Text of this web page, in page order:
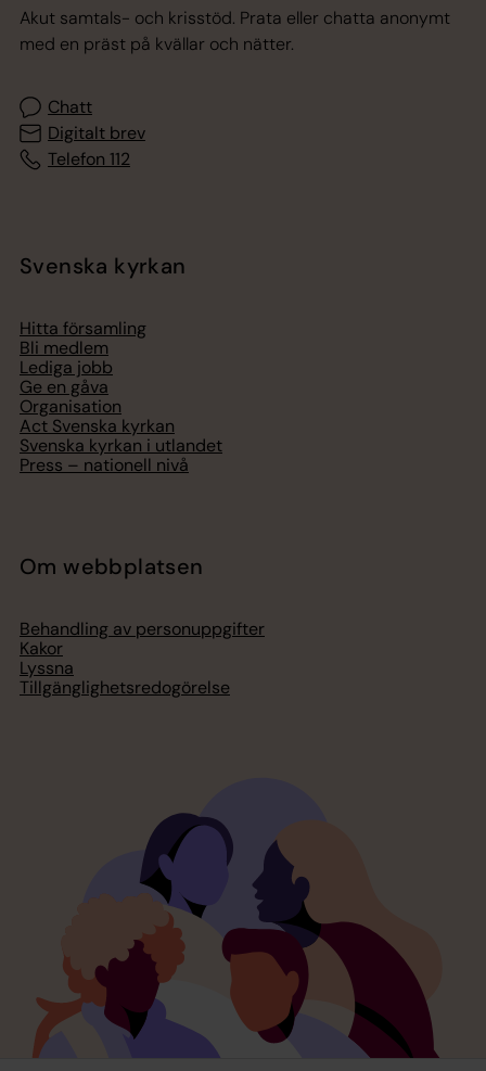
Akut samtals- och krisstöd. Prata eller chatta anonymt
med en präst på kvällar och nätter.
Chatt
Digitalt brev
Telefon 112
Svenska kyrkan
Hitta församling
Bli medlem
Lediga jobb
Ge en gåva
Organisation
Act Svenska kyrkan
Svenska kyrkan i utlandet
Press – nationell nivå
Om webbplatsen
Behandling av personuppgifter
Kakor
Lyssna
Tillgänglighetsredogörelse